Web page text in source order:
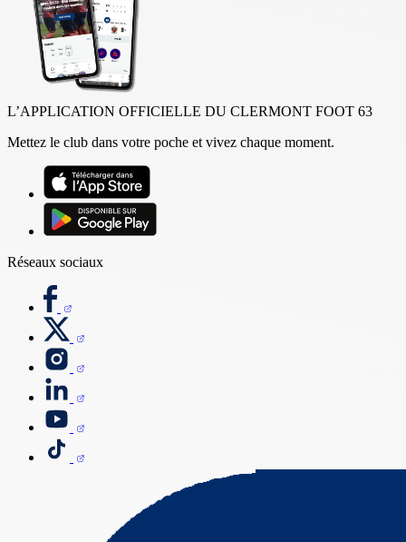
L’APPLICATION OFFICIELLE DU CLERMONT FOOT 63
Mettez le club dans votre poche et vivez chaque moment.
Réseaux sociaux